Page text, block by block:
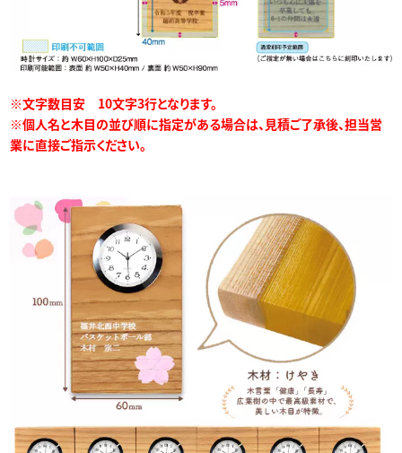
※文字数目安 10文字3行となります。
※個人名と木目の並び順に指定がある場合は、見積ご了承後、担当営
業に直接ご指示ください。